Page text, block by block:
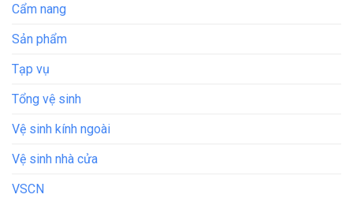
Cẩm nang
Sản phẩm
Tạp vụ
Tổng vệ sinh
Vệ sinh kính ngoài
Vệ sinh nhà cửa
VSCN